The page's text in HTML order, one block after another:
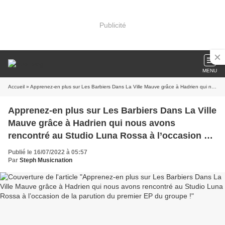
Publicité
MENU
Accueil » Apprenez-en plus sur Les Barbiers Dans La Ville Mauve grâce à Hadrien qui nous avons rencontré au Studio Luna Rossa à l’occasion de la parution du premier EP du groupe !
Apprenez-en plus sur Les Barbiers Dans La Ville
Mauve grâce à Hadrien qui nous avons
rencontré au Studio Luna Rossa à l’occasion de
la parution du premier EP du groupe !
Publié le 16/07/2022 à 05:57
Par Steph Musicnation